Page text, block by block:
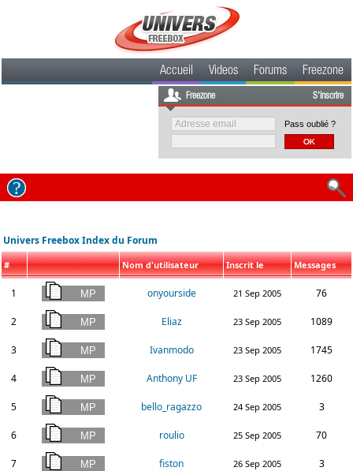
Accueil Videos Forums Freezone
Freezone S'inscrire
Pass oublié ?
Univers Freebox Index du Forum
# Nom d'utilisateur Inscrit le Messages
1 onyourside 21 Sep 2005 76
2 Eliaz 23 Sep 2005 1089
3 Ivanmodo 23 Sep 2005 1745
4 Anthony UF 23 Sep 2005 1260
5 bello_ragazzo 24 Sep 2005 3
6 roulio 25 Sep 2005 70
7 fiston 26 Sep 2005 3